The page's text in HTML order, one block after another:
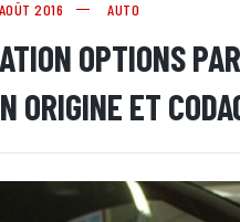
2016 AUTO
OPTIONS
ORIGINE ET